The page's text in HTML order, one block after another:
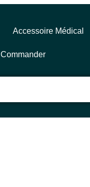
Accessoire Médical
Commander